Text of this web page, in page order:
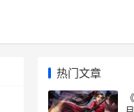
热门文章